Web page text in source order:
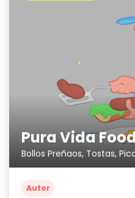
Pura Vida
Bollos Preñaos, Tostas,
Autor